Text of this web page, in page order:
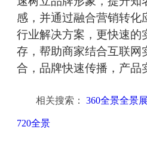
感，并通过融合营销转化
行业解决方案，更快速的
存，帮助商家结合互联网
合，品牌快速传播，产品
相关搜索： 360全景全景
720全景